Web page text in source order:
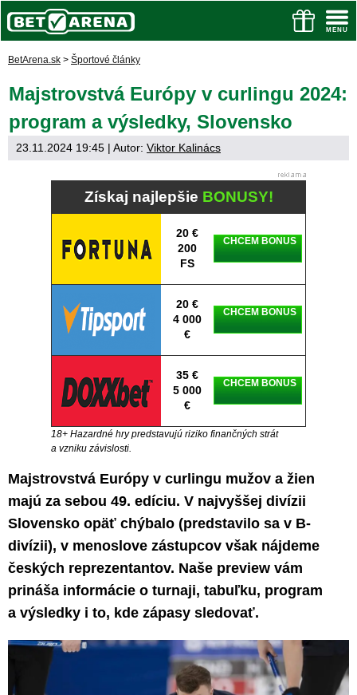
BetArena.sk > Športové články
Majstrovstvá Európy v curlingu 2024:
program a výsledky, Slovensko
23.11.2024 19:45 | Autor: Viktor Kalinács
Získaj najlepšie BONUSY!
20 €
200
FS
CHCEM BONUS
20 €
4 000
€
CHCEM BONUS
35 €
5 000
€
CHCEM BONUS
18+ Hazardné hry predstavujú riziko finančných strát
a vzniku závislosti.
Majstrovstvá Európy v curlingu mužov a žien
majú za sebou 49. edíciu. V najvyššej divízii
Slovensko opäť chýbalo (predstavilo sa v B-
divízii), v menoslove zástupcov však nájdeme
českých reprezentantov. Naše preview vám
prináša informácie o turnaji, tabuľku, program
a výsledky i to, kde zápasy sledovať.